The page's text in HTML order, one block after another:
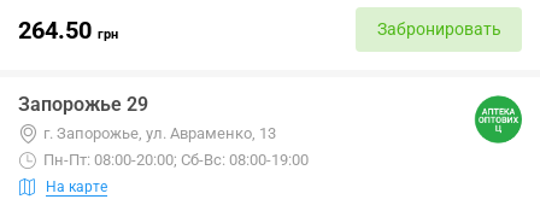
264.50 грн Забронировать
Запорожье 29
г. Запорожье, ул. Авраменко, 13
Пн-Пт: 08:00-20:00; Сб-Вс: 08:00-19:00
На карте